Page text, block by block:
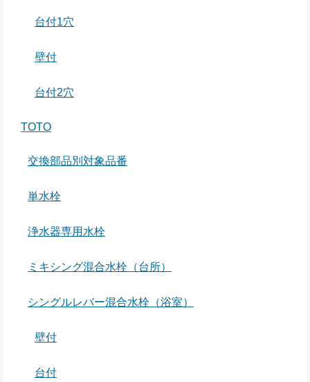
台付1穴
壁付
台付2穴
TOTO
交換部品別対象品番
単水栓
浄水器専用水栓
ミキシング混合水栓（台所）
シングルレバー混合水栓（浴室）
壁付
台付